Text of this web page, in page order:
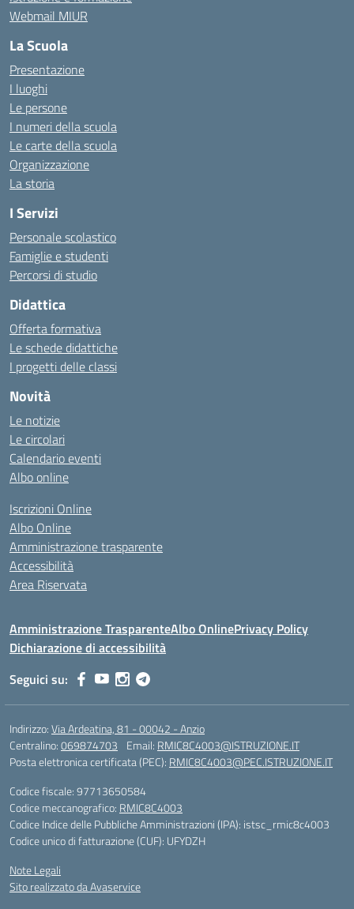
Webmail MIUR
La Scuola
Presentazione
I luoghi
Le persone
I numeri della scuola
Le carte della scuola
Organizzazione
La storia
I Servizi
Personale scolastico
Famiglie e studenti
Percorsi di studio
Didattica
Offerta formativa
Le schede didattiche
I progetti delle classi
Novità
Le notizie
Le circolari
Calendario eventi
Albo online
Iscrizioni Online
Albo Online
Amministrazione trasparente
Accessibilità
Area Riservata
Amministrazione TrasparenteAlbo OnlinePrivacy Policy
Dichiarazione di accessibilità
Seguici su:
Indirizzo:Via Ardeatina, 81 - 00042 - Anzio
Centralino:069874703 Email: RMIC8C4003@ISTRUZIONE.IT
Posta elettronica certificata (PEC): RMIC8C4003@PEC.ISTRUZIONE.IT
Codice fiscale: 97713650584
Codice meccanografico: RMIC8C4003
Codice Indice delle Pubbliche Amministrazioni (IPA): istsc_rmic8c4003
Codice unico di fatturazione (CUF): UFYDZH
Note Legali
Sito realizzato da Avaservice